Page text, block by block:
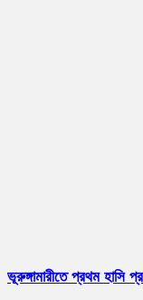
ভূরুঙ্গামারীতে প্রথম হাসি